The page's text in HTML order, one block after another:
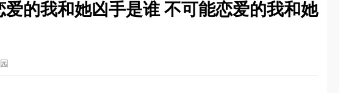
的我和她凶手是谁 不可能恋爱的我和她